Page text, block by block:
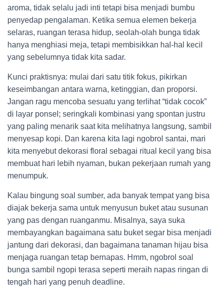
aroma, tidak selalu jadi inti tetapi bisa menjadi bumbu
penyedap pengalaman. Ketika semua elemen bekerja
selaras, ruangan terasa hidup, seolah-olah bunga tidak
hanya menghiasi meja, tetapi membisikkan hal-hal kecil
yang sebelumnya tidak kita sadar.
Kunci praktisnya: mulai dari satu titik fokus, pikirkan
keseimbangan antara warna, ketinggian, dan proporsi.
Jangan ragu mencoba sesuatu yang terlihat “tidak cocok”
di layar ponsel; seringkali kombinasi yang spontan justru
yang paling menarik saat kita melihatnya langsung, sambil
menyesap kopi. Dan karena kita lagi ngobrol santai, mari
kita menyebut dekorasi floral sebagai ritual kecil yang bisa
membuat hari lebih nyaman, bukan pekerjaan rumah yang
menumpuk.
Kalau bingung soal sumber, ada banyak tempat yang bisa
diajak bekerja sama untuk menyusun buket atau susunan
yang pas dengan ruanganmu. Misalnya, saya suka
membayangkan bagaimana satu buket segar bisa menjadi
jantung dari dekorasi, dan bagaimana tanaman hijau bisa
menjaga ruangan tetap bernapas. Hmm, ngobrol soal
bunga sambil ngopi terasa seperti meraih napas ringan di
tengah hari yang penuh deadline.